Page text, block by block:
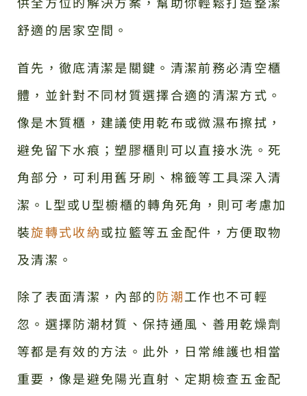
舒適的居家空間。
首先，徹底清潔是關鍵。清潔前務必清空櫃
體，並針對不同材質選擇合適的清潔方式。
像是木質櫃，建議使用乾布或微濕布擦拭，
避免留下水痕；塑膠櫃則可以直接水洗。死
角部分，可利用舊牙刷、棉籤等工具深入清
潔。L型或U型櫥櫃的轉角死角，則可考慮加
裝旋轉式收納或拉籃等五金配件，方便取物
及清潔。
除了表面清潔，內部的防潮工作也不可輕
忽。選擇防潮材質、保持通風、善用乾燥劑
等都是有效的方法。此外，日常維護也相當
重要，像是避免陽光直射、定期檢查五金配